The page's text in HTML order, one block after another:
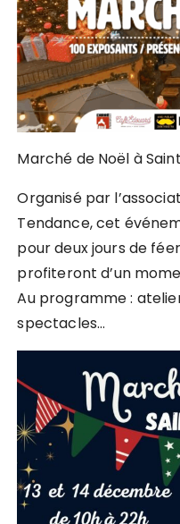
Marché de Noël à
Organisé par
Tendance, cet
pour deux jours de
profiteront d’un
Au programme :
spectacles…